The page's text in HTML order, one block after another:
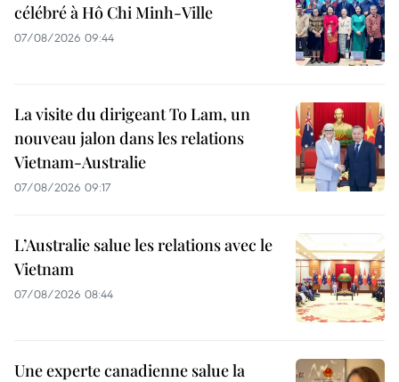
célébré à Hô Chi Minh-Ville
07/08/2026 09:44
La visite du dirigeant To Lam, un
nouveau jalon dans les relations
Vietnam-Australie
07/08/2026 09:17
L’Australie salue les relations avec le
Vietnam
07/08/2026 08:44
Une experte canadienne salue la